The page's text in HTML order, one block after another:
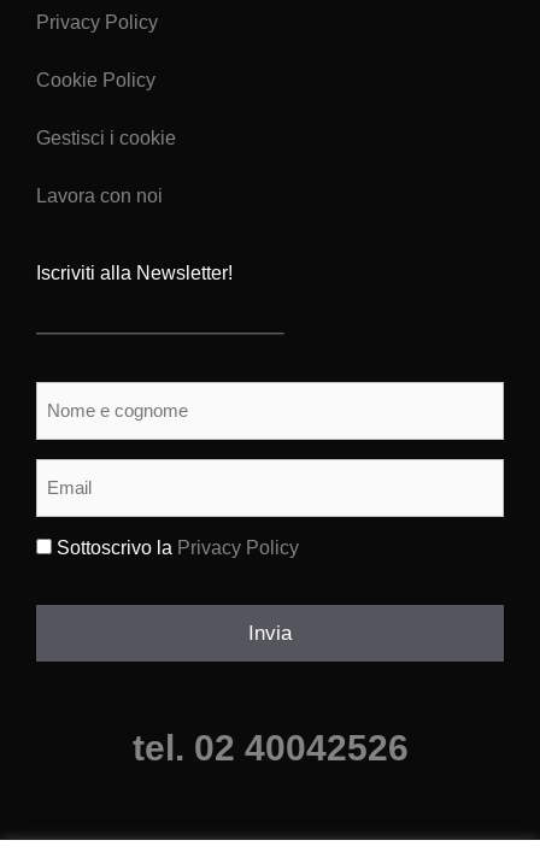
Privacy Policy
Cookie Policy
Gestisci i cookie
Lavora con noi
Iscriviti alla Newsletter!
Sottoscrivo la Privacy Policy
Invia
tel. 02 40042526